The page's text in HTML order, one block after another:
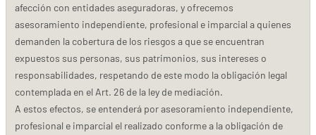
afección con entidades aseguradoras, y ofrecemos
asesoramiento independiente, profesional e imparcial a quienes
demanden la cobertura de los riesgos a que se encuentran
expuestos sus personas, sus patrimonios, sus intereses o
responsabilidades, respetando de este modo la obligación legal
contemplada en el Art. 26 de la ley de mediación.
A estos efectos, se entenderá por asesoramiento independiente,
profesional e imparcial el realizado conforme a la obligación de